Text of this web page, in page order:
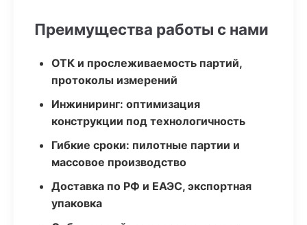
Преимущества работы с нами
ОТК и прослеживаемость партий,
протоколы измерений
Инжиниринг: оптимизация
конструкции под технологичность
Гибкие сроки: пилотные партии и
массовое производство
Доставка по РФ и ЕАЭС, экспортная
упаковка